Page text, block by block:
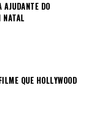
DO
NATAL
QUE HOLLYWOOD